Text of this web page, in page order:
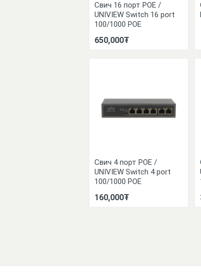
Свич 16 порт POE /
UNIVIEW Switch 16 port
100/1000 POE
650,000₮
Свич 4 порт POE /
UNIVIEW Switch 4 port
100/1000 POE
160,000₮